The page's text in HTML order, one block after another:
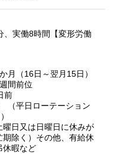
、実働8時間【変形労働
月（16日～翌月15日）
間前位
前
（平日ローテーション
日又は日曜日に休みが
除く）その他、有給休
休暇など